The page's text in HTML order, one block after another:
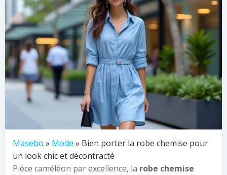
Masebo » Mode » Bien porter la robe chemise pour
un look chic et décontracté
Pièce caméléon par excellence, la robe chemise